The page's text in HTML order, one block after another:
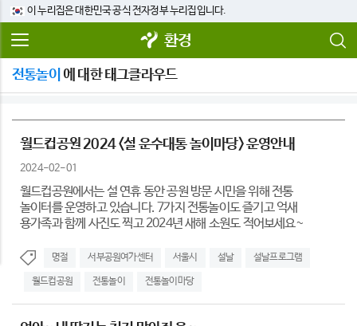
이 누리집은 대한민국 공식 전자정부 누리집입니다.
환경
전통놀이 에 대한 태그클라우드
월드컵공원 2024 <설 운수대통 놀이마당> 운영안내
2024-02-01
월드컵공원에서는 설 연휴 동안 공원 방문 시민을 위해 전통
놀이터를 운영하고 있습니다. 7가지 전통놀이도 즐기고 억새
용가족과 함께 사진도 찍고 2024년 새해 소원도 적어보세요~
명절 서부공원여가센터 서울시 설날 설날프로그램
월드컵공원 전통놀이 전통놀이마당